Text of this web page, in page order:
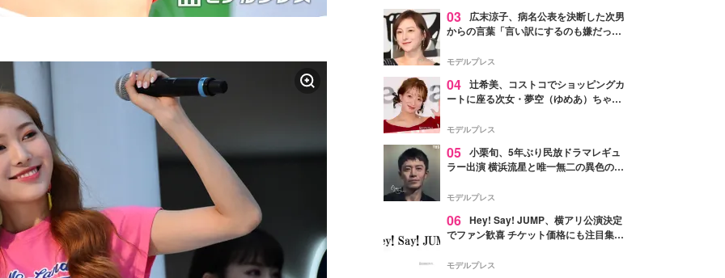
03
広末涼子、病名公表を決断した次男
からの言葉「言い訳にするのも嫌だっ
モデルプレス
04 辻希美、コストコでショッピングカ
ートに座る次女・夢空（ゆめあ）ちゃん
ぎ」「成長を感じる」の声
モデルプレス
05 小栗旬、5年ぶり民放ドラマレギュ
ラー出演 横浜流星と唯一無二の異色のバ
モデルプレス
06 Hey! Say! JUMP、横アリ公演決定
でファン歓喜 チケット価格にも注目集ま
モデルプレス